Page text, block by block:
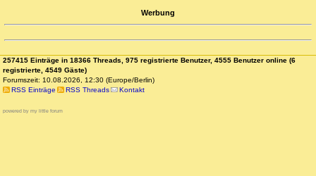
Werbung
257415 Einträge in 18366 Threads, 975 registrierte Benutzer, 4555 Benutzer online (6
registrierte, 4549 Gäste)
Forumszeit: 10.08.2026, 12:30 (Europe/Berlin)
RSS Einträge
RSS Threads Kontakt
powered by my little forum